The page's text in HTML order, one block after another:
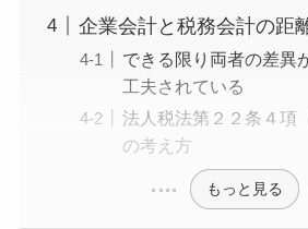
企業会計と税務会計の距
できる限り両者の差異
工夫されている
法人税法第２２条４項
の考え方
もっと見る